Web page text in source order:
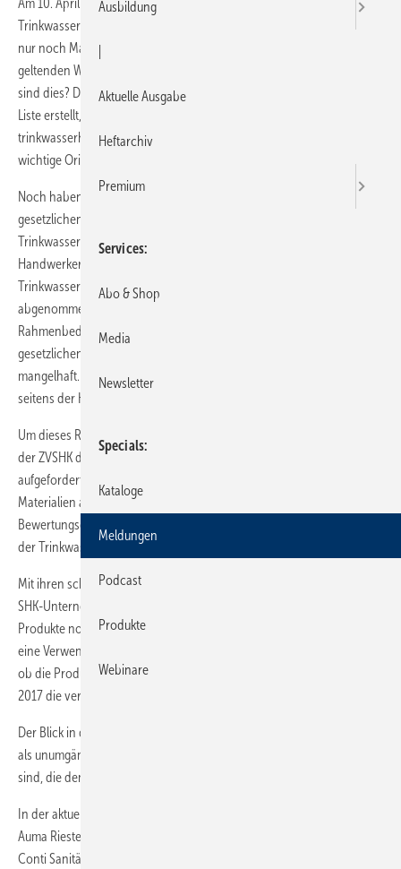
Am 10. April 2017 endet die gesetzliche Übergangsfrist in Sachen
Trinkwasserhygiene. Ab dann dürfen in der Trinkwasserinstallation
nur noch Materialien zum Einsatz kommen, die die verbindlich
geltenden Werkstoffanforderungen erfüllen. Doch welche Produkte
sind dies? Der Zentralverband Sanitär Heizung Klima ZVSHK hat eine
Liste erstellt, auf der Hersteller die künftig erforderliche
trinkwasserhygienische Eignung ihrer Produkte erklären können – als
wichtige Orientierungshilfe für die SHK-Mitgliedsbetriebe.
Noch haben die Hersteller die Wahl: Die Verschärfung der
gesetzlichen Produktanforderungen für metallene Werkstoffe in der
Trinkwasserinstallation tritt erst im nächsten Frühjahr in Kraft. SHK-
Handwerker müssen aber bereits jetzt umdenken. Denn
Trinkwasserinstallationen, die zum 10. April 2017 noch nicht
abgenommen sind, aber Materialien enthalten, die die neuen
Rahmenbedingungen nicht erfüllen, entsprechen nicht den
gesetzlichen Vorgaben. Die Werkleistung ist in einem solchen Fall
mangelhaft. Dem Fachbetrieb drohen Mängelhaftungsansprüche
seitens der Kunden.
Um dieses Risiko für seine Mitgliedsbetriebe möglichst zu senken, hat
der ZVSHK die Hersteller von Produkten in Kontakt mit Trinkwasser
aufgefordert, Erklärungen zur trinkwasserhygienischen Eignung ihrer
Materialien abzugeben. Als Basis dieser Stellungnahmen gilt die UBA-
Bewertungsgrundlage für metallene Werkstoffe in Verbindung mit § 17
der Trinkwasserverordnung.
Mit ihren schriftlichen Statements können die Hersteller nun also den
SHK-Unternehmer darüber informieren, ob bzw. welche ihrer
Produkte noch bis zum kommenden April verwendbar sind, ob für
eine Verwendung eventuell Zusatzmaßnahmen erforderlich sind und
ob die Produkte auch nach dem näherrückenden Stichtag im Frühjahr
2017 die verbindlich geltenden Werkstoffanforderungen erfüllen.
Der Blick in die Branche zeigt: Diese Anfrage des ZVSHK erweist sich
als unumgänglich, da weiterhin Produkte auf dem Markt erhältlich
sind, die den künftig verschärften Anforderungen nicht entsprechen.
In der aktuellen Liste enthalten sind: ARI-Armaturen Albert Richter,
Auma Riester, Bender-Armaturen, Berluto Armaturen, Bürkert Werke,
Conti Sanitärarmaturen, Deltamess DWWF, Esta Rohr, Feinrohren SpA,
Ausbildung
Aktuelle Ausgabe
Heftarchiv
Premium
Services
Abo & Shop
Media
Newsletter
Specials
Kataloge
Meldungen
Podcast
Produkte
Webinare